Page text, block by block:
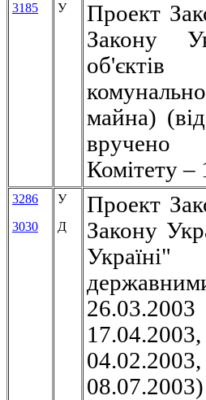
3185 У
Проект
Закону
майна)
вручено
Комітету –
3286
3030
У
Д
Проект
Закону
08.07.2003)